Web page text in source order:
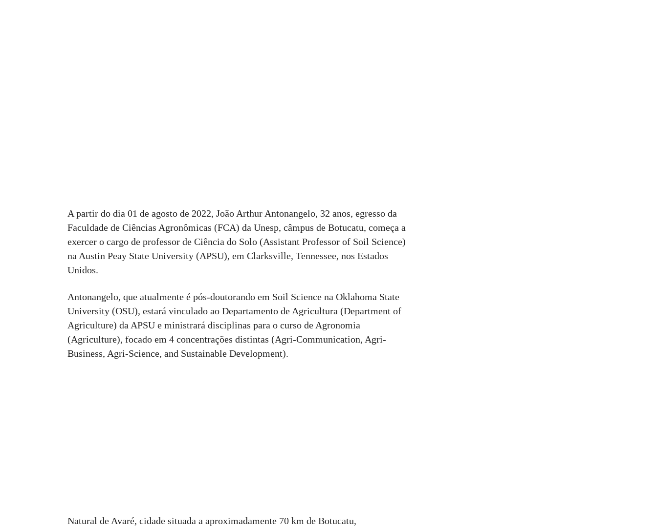
A partir do dia 01 de agosto de 2022, João Arthur Antonangelo, 32 anos, egresso da
Faculdade de Ciências Agronômicas (FCA) da Unesp, câmpus de Botucatu, começa a
exercer o cargo de professor de Ciência do Solo (Assistant Professor of Soil Science)
na Austin Peay State University (APSU), em Clarksville, Tennessee, nos Estados
Unidos.
Antonangelo, que atualmente é pós-doutorando em Soil Science na Oklahoma State
University (OSU), estará vinculado ao Departamento de Agricultura (Department of
Agriculture) da APSU e ministrará disciplinas para o curso de Agronomia
(Agriculture), focado em 4 concentrações distintas (Agri-Communication, Agri-
Business, Agri-Science, and Sustainable Development).
Natural de Avaré, cidade situada a aproximadamente 70 km de Botucatu,